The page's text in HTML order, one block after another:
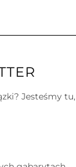
Jesteśmy tu,